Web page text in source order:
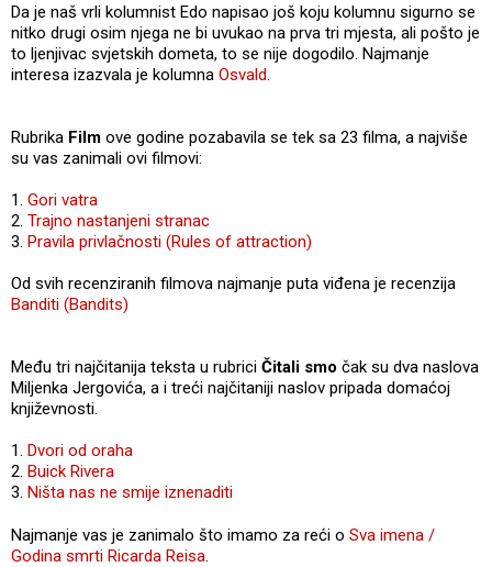
Da je naš vrli kolumnist Edo napisao još koju kolumnu sigurno se
nitko drugi osim njega ne bi uvukao na prva tri mjesta, ali pošto je
to ljenjivac svjetskih dometa, to se nije dogodilo. Najmanje
interesa izazvala je kolumna Osvald.
Rubrika Film ove godine pozabavila se tek sa 23 filma, a najviše
su vas zanimali ovi filmovi:
1. Gori vatra
2. Trajno nastanjeni stranac
3. Pravila privlačnosti (Rules of attraction)
Od svih recenziranih filmova najmanje puta viđena je recenzija
Banditi (Bandits)
Među tri najčitanija teksta u rubrici Čitali smo čak su dva naslova
Miljenka Jergovića, a i treći najčitaniji naslov pripada domaćoj
književnosti.
1. Dvori od oraha
2. Buick Rivera
3. Ništa nas ne smije iznenaditi
Najmanje vas je zanimalo što imamo za reći o Sva imena /
Godina smrti Ricarda Reisa.